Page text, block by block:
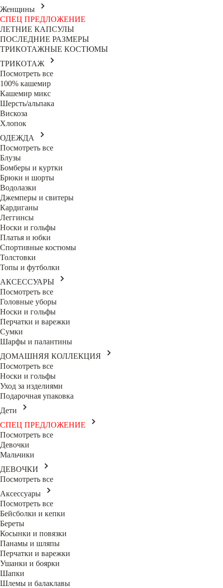
Женщины
СПЕЦ ПРЕДЛОЖЕНИЕ
ЛЕТНИЕ КАПСУЛЫ
ПОСЛЕДНИЕ РАЗМЕРЫ
ТРИКОТАЖНЫЕ КОСТЮМЫ
ТРИКОТАЖ
Посмотреть все
100% кашемир
Кашемир микс
Шерсть/альпака
Вискоза
Хлопок
ОДЕЖДА
Посмотреть все
Блузы
Бомберы и куртки
Брюки и шорты
Водолазки
Джемперы и свитеры
Кардиганы
Леггинсы
Носки и гольфы
Платья и юбки
Спортивные костюмы
Толстовки
Топы и футболки
АКСЕССУАРЫ
Посмотреть все
Головные уборы
Носки и гольфы
Перчатки и варежки
Сумки
Шарфы и палантины
ДОМАШНЯЯ КОЛЛЕКЦИЯ
Посмотреть все
Носки и гольфы
Уход за изделиями
Подарочная упаковка
Дети
СПЕЦ ПРЕДЛОЖЕНИЕ
Посмотреть все
Девочки
Мальчики
ДЕВОЧКИ
Посмотреть все
Аксессуары
Посмотреть все
Бейсболки и кепки
Береты
Косынки и повязки
Панамы и шляпы
Перчатки и варежки
Ушанки и боярки
Шапки
Шлемы и балаклавы